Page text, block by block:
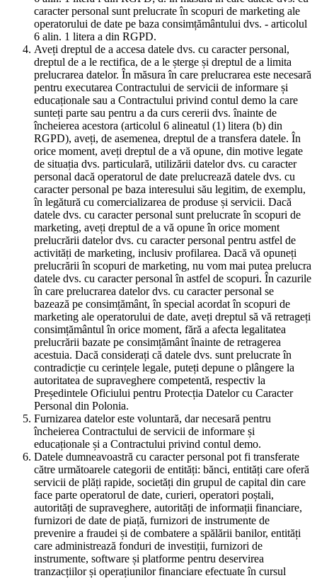
caracter personal sunt prelucrate în scopuri de marketing ale
operatorului de date pe baza consimțământului dvs. - articolul
6 alin. 1 litera a din RGPD.
Aveți dreptul de a accesa datele dvs. cu caracter personal,
dreptul de a le rectifica, de a le șterge și dreptul de a limita
prelucrarea datelor. În măsura în care prelucrarea este necesară
pentru executarea Contractului de servicii de informare și
educaționale sau a Contractului privind contul demo la care
sunteți parte sau pentru a da curs cererii dvs. înainte de
încheierea acestora (articolul 6 alineatul (1) litera (b) din
RGPD), aveți, de asemenea, dreptul de a transfera datele. În
orice moment, aveți dreptul de a vă opune, din motive legate
de situația dvs. particulară, utilizării datelor dvs. cu caracter
personal dacă operatorul de date prelucrează datele dvs. cu
caracter personal pe baza interesului său legitim, de exemplu,
în legătură cu comercializarea de produse și servicii. Dacă
datele dvs. cu caracter personal sunt prelucrate în scopuri de
marketing, aveți dreptul de a vă opune în orice moment
prelucrării datelor dvs. cu caracter personal pentru astfel de
activități de marketing, inclusiv profilarea. Dacă vă opuneți
prelucrării în scopuri de marketing, nu vom mai putea prelucra
datele dvs. cu caracter personal în astfel de scopuri. În cazurile
în care prelucrarea datelor dvs. cu caracter personal se
bazează pe consimțământ, în special acordat în scopuri de
marketing ale operatorului de date, aveți dreptul să vă retrageți
consimțământul în orice moment, fără a afecta legalitatea
prelucrării bazate pe consimțământ înainte de retragerea
acestuia. Dacă considerați că datele dvs. sunt prelucrate în
contradicție cu cerințele legale, puteți depune o plângere la
autoritatea de supraveghere competentă, respectiv la
Președintele Oficiului pentru Protecția Datelor cu Caracter
Personal din Polonia.
Furnizarea datelor este voluntară, dar necesară pentru
încheierea Contractului de servicii de informare și
educaționale și a Contractului privind contul demo.
Datele dumneavoastră cu caracter personal pot fi transferate
către următoarele categorii de entități: bănci, entități care oferă
servicii de plăți rapide, societăți din grupul de capital din care
face parte operatorul de date, curieri, operatori poștali,
autorități de supraveghere, autorități de informații financiare,
furnizori de date de piață, furnizori de instrumente de
prevenire a fraudei și de combatere a spălării banilor, entități
care administrează fonduri de investiții, furnizori de
instrumente, software și platforme pentru deservirea
tranzacțiilor și operațiunilor financiare efectuate în cursul